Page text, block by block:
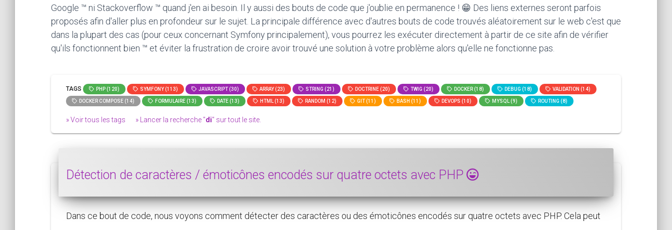
Google ™ ni Stackoverflow ™ quand j'en ai besoin. Il y aussi des bouts de code que j'oublie en permanence ! 😁 Des liens externes seront parfois
proposés afin d'aller plus en profondeur sur le sujet. La principale différence avec d'autres bouts de code trouvés aléatoirement sur le web c'est que
dans la plupart des cas (pour ceux concernant Symfony principalement), vous pourrez les exécuter directement à partir de ce site afin de vérifier
qu'ils fonctionnent bien ™ et éviter la frustration de croire avoir trouvé une solution à votre problème alors qu'elle ne fonctionne pas.
TAGS PHP (120) SYMFONY (113) JAVASCRIPT (30) ARRAY (23) STRING (21) DOCTRINE (20) TWIG (20) DOCKER (18) DEBUG (18) VALIDATION (14)
DOCKER COMPOSE (14) FORMULAIRE (13) DATE (13) HTML (13) RANDOM (12) GIT (11) BASH (11) DEVOPS (10) MYSQL (9) ROUTING (8)
» Voir tous les tags » Lancer la recherche "di" sur tout le site.
Détection de caractères / émoticônes encodés sur quatre octets avec PHP
Dans ce bout de code, nous voyons comment détecter des caractères ou des émoticônes encodés sur quatre octets avec PHP. Cela peut